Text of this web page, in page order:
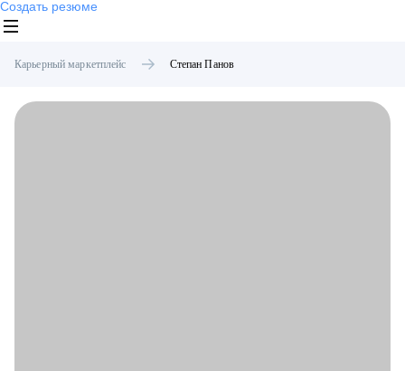
Создать резюме
Карьерный маркетплейс Степан Панов